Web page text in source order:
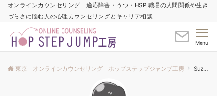
オンラインカウンセリング 適応障害・うつ・HSP 職場の人間関係や生き
づらさに悩む人の心理カウンセリングとキャリア相談
Menu
東京 オンラインカウンセリング ホップステップジャンプ工房 SuzukiYuka